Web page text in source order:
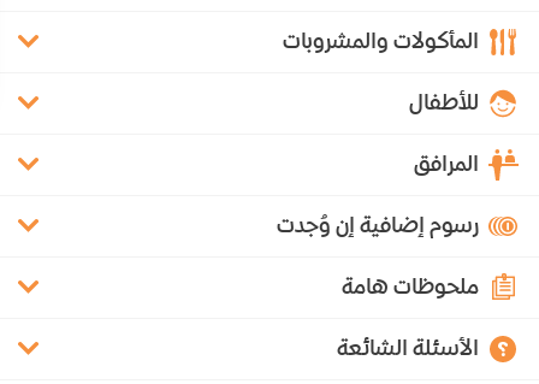
المأكولات والمشروبات
للأطفال
المرافق
رسوم إضافية إن وُجدت
ملحوظات هامة
الأسئلة الشائعة